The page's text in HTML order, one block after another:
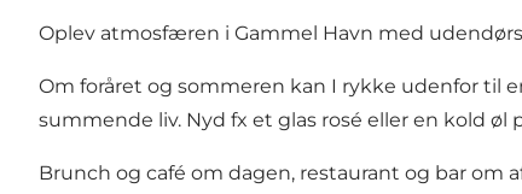
Oplev atmosfæren i Gammel Havn med
Om foråret og sommeren kan I rykke udenfor til
summende liv. Nyd fx et glas rosé eller en kold
Brunch og café om dagen, restaurant og bar om